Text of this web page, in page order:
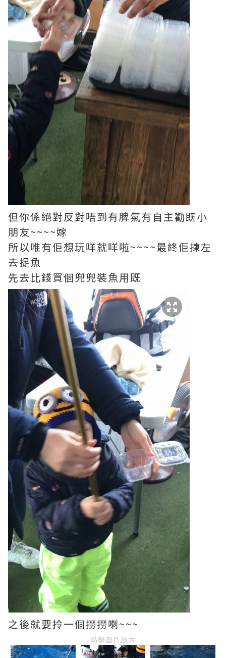
但你係絕對反對唔到有脾氣有自主勸既小
朋友~~~~嫁
所以唯有佢想玩咩就咩啦~~~~最終佢揀左
去捉魚
先去比錢買個兜兜裝魚用既
之後就要拎一個撈撈喇~~~
點擊圖片放大